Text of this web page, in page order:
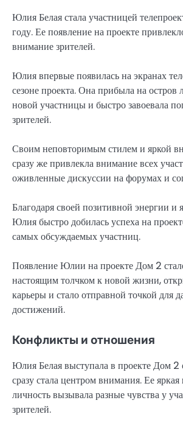
Юлия Белая стала участницей
году. Ее появление на проекте
внимание зрителей.
Юлия впервые появилась на экранах
сезоне проекта. Она прибыла на остров
новой участницы и быстро завоевала
зрителей.
Своим неповторимым стилем и яркой
сразу же привлекла внимание всех
оживленные дискуссии на форумах и
Благодаря своей позитивной энергии и
Юлия быстро добилась успеха на
самых обсуждаемых участниц.
Появление Юлии на проекте Дом 2
настоящим толчком к новой жизни,
карьеры и стало отправной точкой для
достижений.
Конфликты и отношения
Юлия Белая выступала в проекте Дом 2
сразу стала центром внимания. Ее
личность вызывала разные чувства у
зрителей.